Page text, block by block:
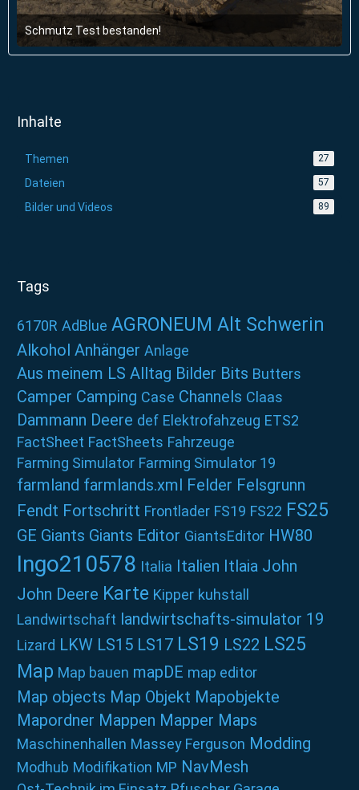
Schmutz Test bestanden!
13. November 2024 um 19:35
Inhalte
Themen 27
Dateien 57
Bilder und Videos 89
Tags
6170R AdBlue AGRONEUM Alt Schwerin
Alkohol Anhänger Anlage
Aus meinem LS Alltag Bilder Bits Butters
Camper Camping Case Channels Claas
Dammann Deere def Elektrofahzeug ETS2
FactSheet FactSheets Fahrzeuge
Farming Simulator Farming Simulator 19
farmland farmlands.xml Felder Felsgrunn
Fendt Fortschritt Frontlader FS19 FS22 FS25
GE Giants Giants Editor GiantsEditor HW80
Ingo210578 Italia Italien Itlaia John
John Deere Karte Kipper kuhstall
Landwirtschaft landwirtschafts-simulator 19
Lizard LKW LS15 LS17 LS19 LS22 LS25
Map Map bauen mapDE map editor
Map objects Map Objekt Mapobjekte
Mapordner Mappen Mapper Maps
Maschinenhallen Massey Ferguson Modding
Modhub Modifikation MP NavMesh